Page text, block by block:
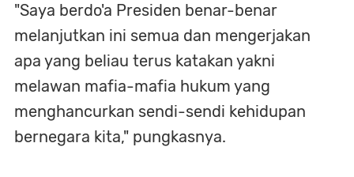
"Saya berdo'a Presiden benar-benar
melanjutkan ini semua dan mengerjakan
apa yang beliau terus katakan yakni
melawan mafia-mafia hukum yang
menghancurkan sendi-sendi kehidupan
bernegara kita," pungkasnya.